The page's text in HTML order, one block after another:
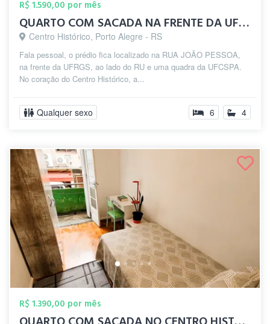
R$ 1.590,00 por mês
QUARTO COM SACADA NA FRENTE DA UFRGS
Centro Histórico, Porto Alegre - RS
Fala pessoal, o prédio fica localizado na RUA JOÃO PESSOA,
na frente da UFRGS, ao lado do RU e uma quadra da UFCSPA.
No coração do Centro Histórico, a...
Qualquer sexo 6 4
R$ 1.390,00 por mês